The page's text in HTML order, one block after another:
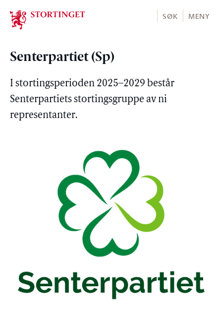
Stortinget.no
SØK MENY
Senterpartiet (Sp)
I stortingsperioden 2025–2029 består
Senterpartiets stortingsgruppe av ni
representanter.